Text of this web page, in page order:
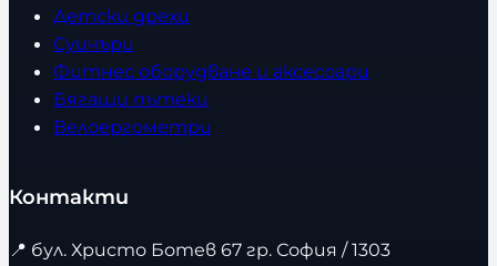
Детски дрехи
Суичъри
Фитнес оборудване и аксесоари
Бягащи пътеки
Велоергометри
Контакти
📍 бул. Христо Ботев 67 гр. София / 1303